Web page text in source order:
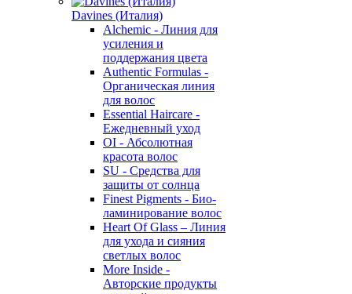
Davines (Италия)
Alchemic - Линия для
усиления и
поддержания цвета
Authentic Formulas -
Органическая линия
для волос
Essential Haircare -
Eжедневный уход
OI - Абсолютная
красота волос
SU - Средства для
защиты от солнца
Finest Pigments - Био-
ламинирование волос
Heart Of Glass – Линия
для ухода и сияния
светлых волос
More Inside -
Авторские продукты